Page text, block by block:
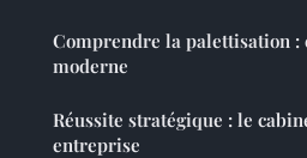
Comprendre la palettisation :
moderne
Réussite stratégique : le
entreprise